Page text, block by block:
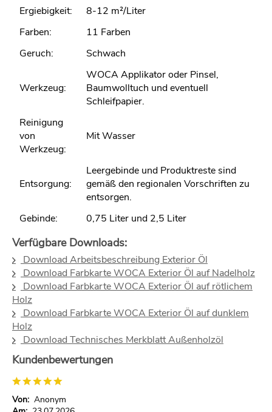
Ergiebigkeit:
8-12 m²/Liter
Farben:
11 Farben
Geruch:
Schwach
Werkzeug:
WOCA Applikator oder Pinsel,
Baumwolltuch und eventuell
Schleifpapier.
Reinigung
von
Werkzeug:
Mit Wasser
Entsorgung:
Leergebinde und Produktreste sind
gemäß den regionalen Vorschriften zu
entsorgen.
Gebinde:
0,75 Liter und 2,5 Liter
Verfügbare Downloads:
Download Arbeitsbeschreibung Exterior Öl
Download Farbkarte WOCA Exterior Öl auf Nadelholz
Download Farbkarte WOCA Exterior Öl auf rötlichem
Holz
Download Farbkarte WOCA Exterior Öl auf dunklem
Holz
Download Technisches Merkblatt Außenholzöl
Kundenbewertungen
Von: Anonym